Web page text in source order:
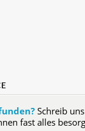
Schreib
fast alles